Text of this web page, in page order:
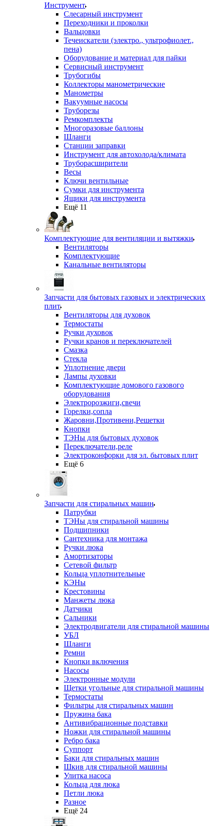
Инструмент
Слесарный инструмент
Переходники и проколки
Вальцовки
Течеискатели (электро., ультрофиолет.,
пена)
Оборудование и материал для пайки
Сервисный инструмент
Трубогибы
Коллекторы манометрические
Манометры
Вакуумные насосы
Труборезы
Ремкомплекты
Многоразовые баллоны
Шланги
Станции заправки
Инструмент для автохолода/климата
Труборасширители
Весы
Ключи вентильные
Сумки для инструмента
Ящики для инструмента
Ещё 11
Комплектующие для вентиляции и вытяжки
Вентиляторы
Комплектующие
Канальные вентиляторы
Запчасти для бытовых газовых и электрических
плит
Вентиляторы для духовок
Термостаты
Ручки духовок
Ручки кранов и переключателей
Смазка
Стекла
Уплотнение двери
Лампы духовки
Комплектующие домового газового
оборудования
Электророзжиги,свечи
Горелки,сопла
Жаровни,Противени,Решетки
Кнопки
ТЭНы для бытовых духовок
Переключатели,реле
Электроконфорки для эл. бытовых плит
Ещё 6
Запчасти для стиральных машин
Патрубки
ТЭНы для стиральной машины
Подшипники
Сантехника для монтажа
Ручки люка
Амортизаторы
Сетевой фильтр
Кольца уплотнительные
КЭНы
Крестовины
Манжеты люка
Датчики
Сальники
Электродвигатели для стиральной машины
УБЛ
Шланги
Ремни
Кнопки включения
Насосы
Электронные модули
Щетки угольные для стиральной машины
Термостаты
Фильтры для стиральных машин
Пружина бака
Антивибрационные подставки
Ножки для стиральной машины
Ребро бака
Суппорт
Баки для стиральных машин
Шкив для стиральной машины
Улитка насоса
Кольца для люка
Петли люка
Разное
Ещё 24